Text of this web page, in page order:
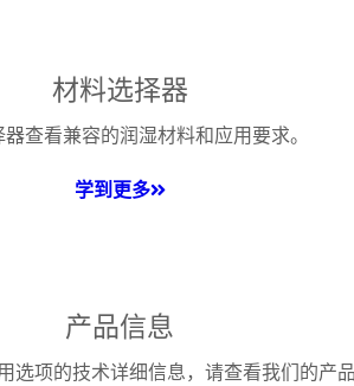
材料选择器
查看兼容的润湿材料和应用要求。
学到更多
产品信息
选项的技术详细信息，请查看我们的产